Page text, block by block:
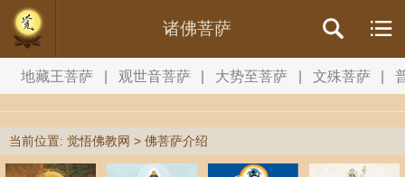
诸佛菩萨
地藏王菩萨 | 观世音菩萨 | 大势至菩萨 | 文殊菩萨 |
当前位置: 觉悟佛教网 > 佛菩萨介绍